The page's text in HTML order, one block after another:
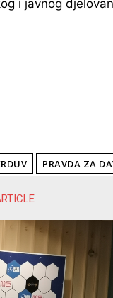
i javnog
PRAVDA ZA